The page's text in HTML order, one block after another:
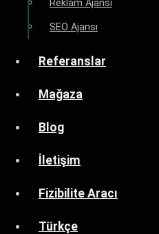
Reklam Ajansı
SEO Ajansı
Referanslar
Mağaza
Blog
İletişim
Fizibilite Aracı
Türkçe